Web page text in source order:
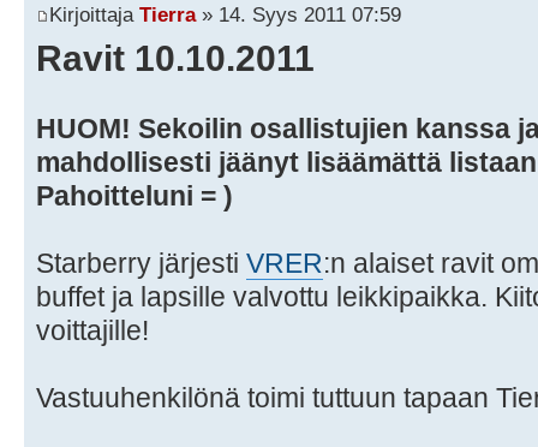
Kirjoittaja Tierra» 14. Syys 2011 07:59
Ravit 10.10.2011
HUOM! Sekoilin osallistujien kanssa
mahdollisesti jäänyt lisäämättä
Pahoitteluni = )
Starberry järjesti VRER:n alaiset ravit
buffet ja lapsille valvottu leikkipaikka.
voittajille!
Vastuuhenkilönä toimi tuttuun tapaan